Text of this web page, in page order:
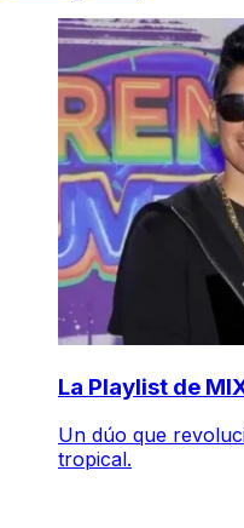
La Playlist de
Un dúo que
tropical.